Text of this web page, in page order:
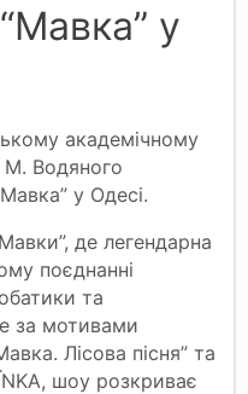
у
академічному
М. Водяного
у Одесі.
де легендарна
поєднанні
та
за мотивами
Лісова пісня” та
шоу розкриває